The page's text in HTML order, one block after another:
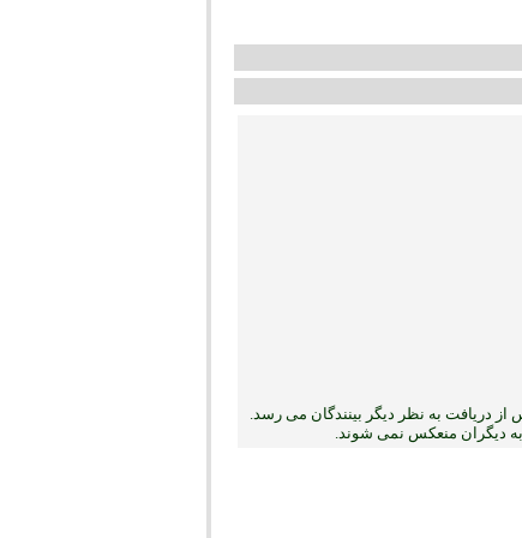
دریافت به نظر دیگر بینندگان می رسد.
به دیگران منعکس نمی ‏شوند.